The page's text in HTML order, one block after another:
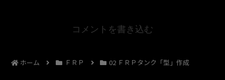
コメントを書き込む
ホーム ＦＲＰ 02 ＦＲＰタンク「型」作成